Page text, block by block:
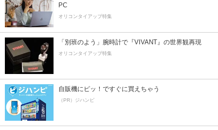
PC
オリコンタイアップ特集
「別班のよう」腕時計で『VIVANT』の世界観再現
オリコンタイアップ特集
自販機にピッ！ですぐに買えちゃう
（PR）ジハンピ